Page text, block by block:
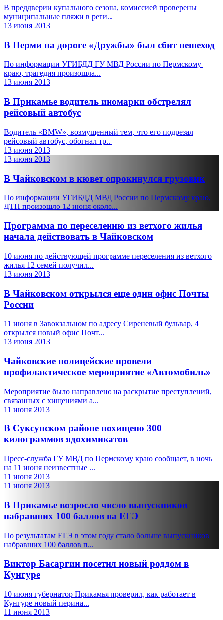
В преддверии купального сезона, комиссией проверены
муниципальные пляжи в реги...
13 июня 2013
В Перми на дороге «Дружбы» был сбит пешеход
По информации УГИБДД ГУ МВД России по Пермскому
краю, трагедия произошла...
13 июня 2013
В Прикамье водитель иномарки обстрелял
рейсовый автобус
Водитель «BMW», возмущенный тем, что его подрезал
рейсовый автобус, обогнал тр...
13 июня 2013
13 июня 2013
В Чайковском в кювет опрокинулся грузовик
По информации УГИБДД МВД России по Пермскому краю,
ДТП произошло 12 июня около...
Программа по переселению из ветхого жилья
начала действовать в Чайковском
10 июня по действующей программе переселения из ветхого
жилья 12 семей получил...
13 июня 2013
В Чайковском открылся еще один офис Почты
России
11 июня в Завокзальном по адресу Сиреневый бульвар, 4
открылся новый офис Почт...
13 июня 2013
Чайковские полицейские провели
профилактическое мероприятие «Автомобиль»
Мероприятие было направлено на раскрытие преступлений,
связанных с хищениями а...
11 июня 2013
В Суксунском районе похищено 300
килограммов ядохимикатов
Пресс-служба ГУ МВД по Пермскому краю сообщает, в ночь
на 11 июня неизвестные ...
11 июня 2013
11 июня 2013
В Прикамье возросло число выпускников
набравших 100 баллов на ЕГЭ
По результатам ЕГЭ в этом году стало больше выпускников
набравших 100 баллов п...
Виктор Басаргин посетил новый роддом в
Кунгуре
10 июня губернатор Прикамья проверил, как работает в
Кунгуре новый перина...
11 июня 2013